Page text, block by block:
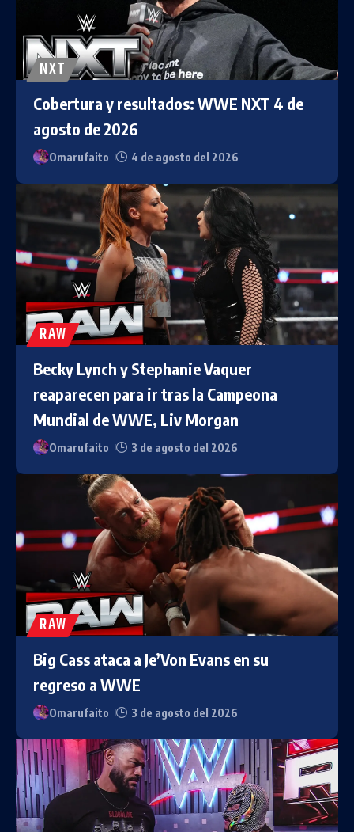
NXT
Cobertura y resultados: WWE NXT 4 de
agosto de 2026
Omarufaito 4 de agosto del 2026
RAW
Becky Lynch y Stephanie Vaquer
reaparecen para ir tras la Campeona
Mundial de WWE, Liv Morgan
Omarufaito 3 de agosto del 2026
RAW
Big Cass ataca a Je’Von Evans en su
regreso a WWE
Omarufaito 3 de agosto del 2026